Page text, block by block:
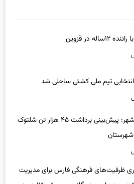
شهرستان
ظرفیت‌های فرهنگی فارس برای مدیریت
بر همراهی همگانی در پویش ۲۵ درجه